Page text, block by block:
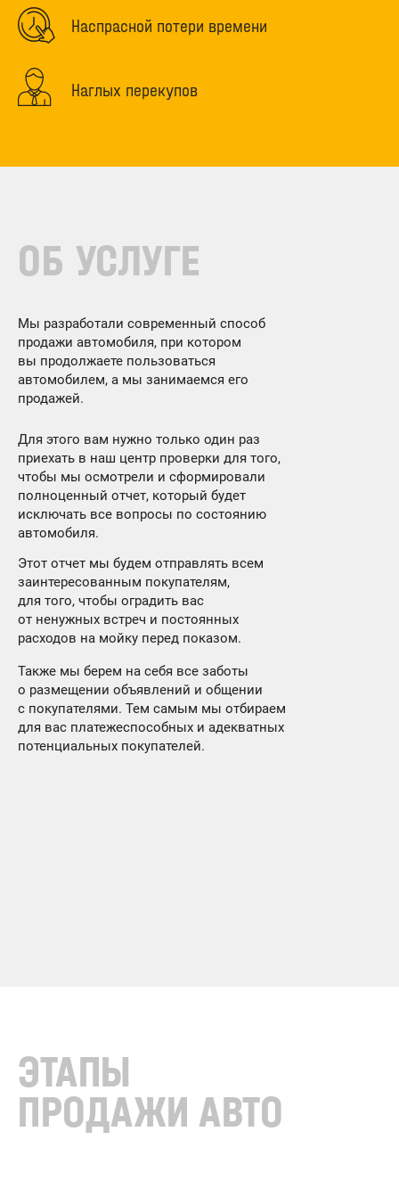
Наспрасной потери времени
Наглых перекупов
ОБ УСЛУГЕ
Мы разработали современный способ
продажи автомобиля, при котором
вы продолжаете пользоваться
автомобилем, а мы занимаемся его
продажей.
Для этого вам нужно только один раз
приехать в наш центр проверки для того,
чтобы мы осмотрели и сформировали
полноценный отчет, который будет
исключать все вопросы по состоянию
автомобиля.
Этот отчет мы будем отправлять всем
заинтересованным покупателям,
для того, чтобы оградить вас
от ненужных встреч и постоянных
расходов на мойку перед показом.
Также мы берем на себя все заботы
о размещении объявлений и общении
с покупателями. Тем самым мы отбираем
для вас платежеспособных и адекватных
потенциальных покупателей.
ЭТАПЫ
ПРОДАЖИ АВТО